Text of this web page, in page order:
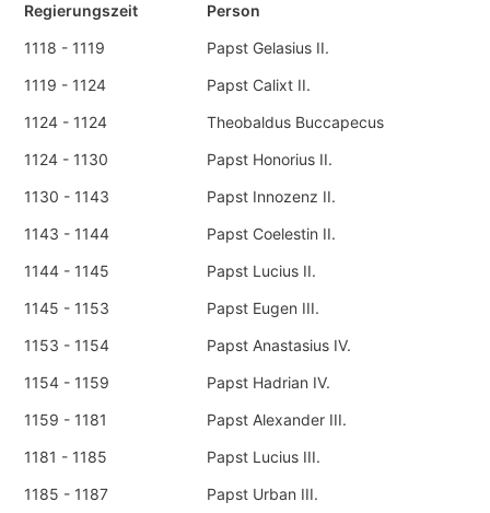
Regierungszeit
Person
1118 - 1119
Papst Gelasius II.
1119 - 1124
Papst Calixt II.
1124 - 1124
Theobaldus Buccapecus
1124 - 1130
Papst Honorius II.
1130 - 1143
Papst Innozenz II.
1143 - 1144
Papst Coelestin II.
1144 - 1145
Papst Lucius II.
1145 - 1153
Papst Eugen III.
1153 - 1154
Papst Anastasius IV.
1154 - 1159
Papst Hadrian IV.
1159 - 1181
Papst Alexander III.
1181 - 1185
Papst Lucius III.
1185 - 1187
Papst Urban III.